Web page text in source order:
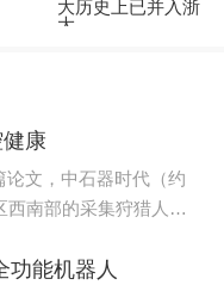
康
文，中石器时代（约
西南部的采集狩猎人群
功能机器人